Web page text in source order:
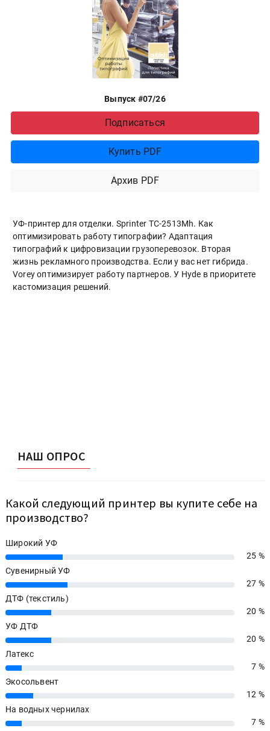
Выпуск #07/26
Подписаться
Купить PDF
Архив PDF
УФ-принтер для отделки. Sprinter ТС-2513Mh. Как
оптимизировать работу типографии? Адаптация
типографий к цифровизации грузоперевозок. Вторая
жизнь рекламного производства. Если у вас нет гибрида.
Vorey оптимизирует работу партнеров. У Hyde в приоритете
кастомизация решений.
НАШ ОПРОС
Какой следующий принтер вы купите себе на
производство?
Широкий УФ
25%
25 %
Сувенирный УФ
27%
27 %
ДТФ (текстиль)
20%
20 %
УФ ДТФ
20%
20 %
Латекс
7%
7 %
Экосольвент
12%
12 %
На водных чернилах
7%
7 %